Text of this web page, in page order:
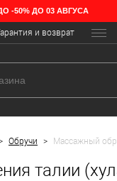
-50% ДО 03 АВГУСА
и возврат
Обручи > Массажный
талии